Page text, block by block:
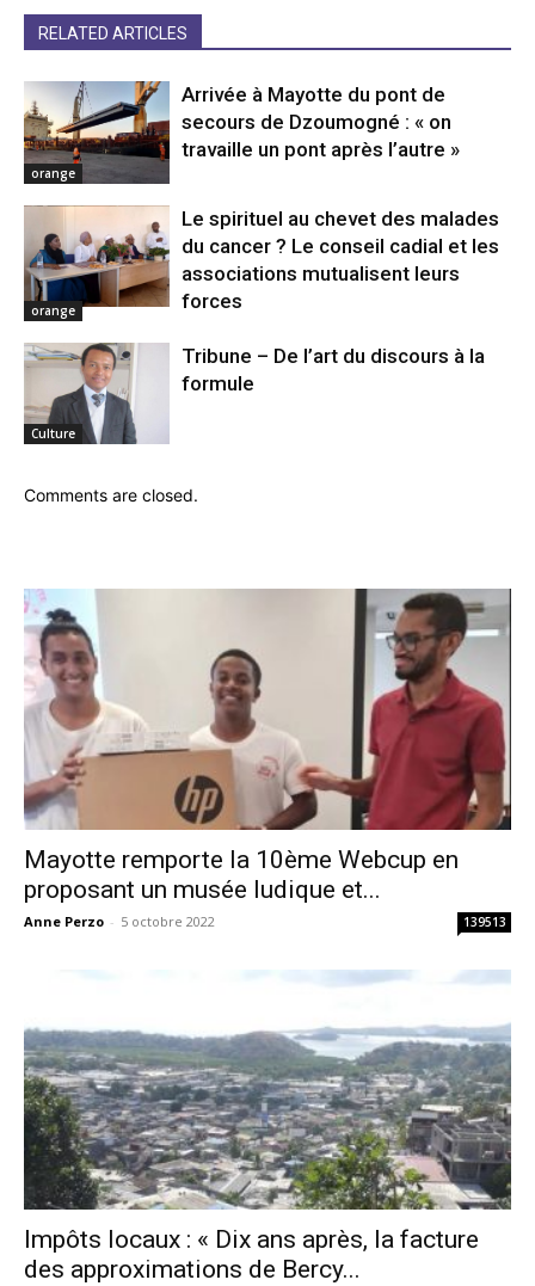
RELATED ARTICLES
orange
Arrivée à Mayotte du pont de
secours de Dzoumogné : « on
travaille un pont après l’autre »
orange
Le spirituel au chevet des malades
du cancer ? Le conseil cadial et les
associations mutualisent leurs
forces
Culture
Tribune – De l’art du discours à la
formule
Comments are closed.
Mayotte remporte la 10ème Webcup en
proposant un musée ludique et...
Anne Perzo - 5 octobre 2022 139513
Impôts locaux : « Dix ans après, la facture
des approximations de Bercy...